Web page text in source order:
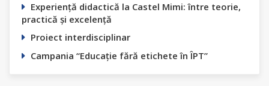
Experiență didactică la Castel Mimi: între teorie,
practică și excelență
Proiect interdisciplinar
Campania “Educație fără etichete în ÎPT”